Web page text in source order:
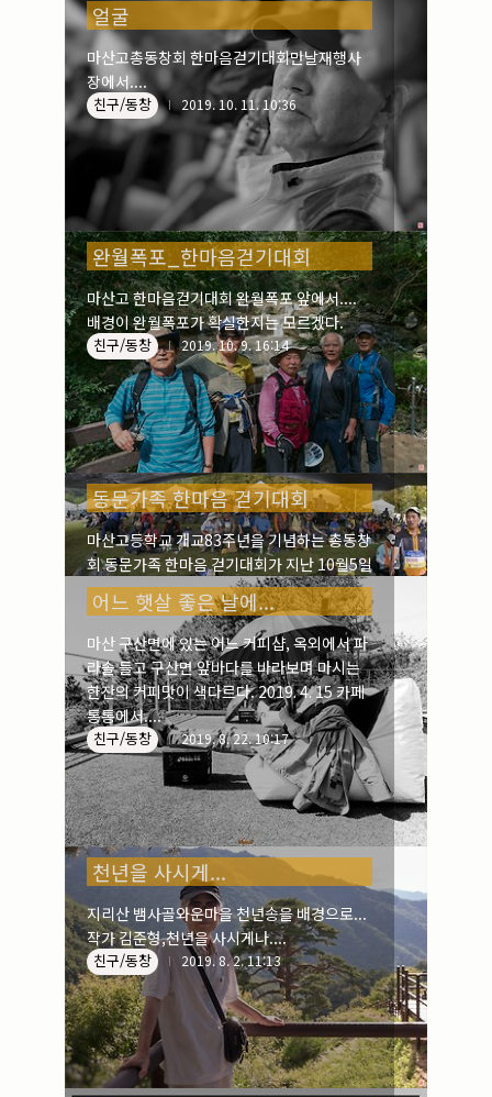
얼굴
마산고총동창회 한마음걷기대회만날재행사
장에서....
친구/동창 2019. 10. 11. 10:36
완월폭포_한마음걷기대회
마산고 한마음걷기대회 완월폭포 앞에서....
배경이 완월폭포가 확실한지는 모르겠다.
친구/동창 2019. 10. 9. 16:14
동문가족 한마음 걷기대회
마산고등학교 개교83주년을 기념하는 총동창
회 동문가족 한마음 걷기대회가 지난 10월5일
열렸다. 모교에서 출발한 걷기대회는 무학산
둘레길을 걸어 댓거리 만날재까지 1시간여 정
도의 트래킹코스였으며, 점심 후에 만날재공
연장에서 '지신밟기'를 시작으로 흥겨운 여흥
이 계속되었다.
친구/동창 2019. 10. 8. 08:26
어느 햇살 좋은 날에...
마산 구산면에 있는 어느 커피샵, 옥외에서 파
라솔 들고 구산면 앞바다를 바라보며 마시는
한잔의 커피맛이 색다르다. 2019. 4. 15 카페
통통에서....
친구/동창 2019. 8. 22. 10:17
천년을 사시게...
지리산 뱀사골와운마을 천년송을 배경으로...
작가 김준형,천년을 사시게나....
친구/동창 2019. 8. 2. 11:13